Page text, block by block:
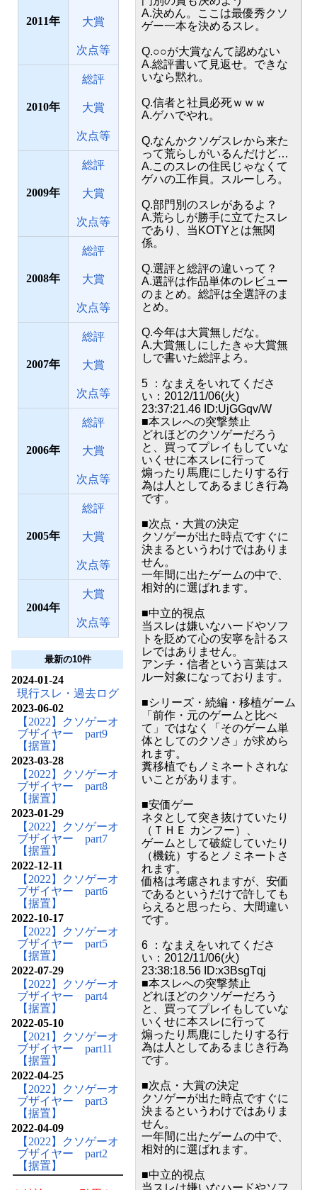
2011 大賞
次点等
2010
総評
大賞
次点等
2009
総評
大賞
次点等
2008
総評
大賞
次点等
2007
総評
大賞
次点等
2006
総評
大賞
次点等
2005
総評
大賞
次点等
2004
大賞
次点等
最新の10件
2024-01-24
現行スレ・過去ログ
2023-06-02
【2022】クソゲーオ
ブザイヤー part9
【据置】
2023-03-28
【2022】クソゲーオ
ブザイヤー part8
【据置】
2023-01-29
【2022】クソゲーオ
ブザイヤー part7
【据置】
2022-12-11
【2022】クソゲーオ
ブザイヤー part6
【据置】
2022-10-17
【2022】クソゲーオ
ブザイヤー part5
【据置】
2022-07-29
【2022】クソゲーオ
ブザイヤー part4
【据置】
2022-05-10
【2021】クソゲーオ
ブザイヤー part11
【据置】
2022-04-25
【2022】クソゲーオ
ブザイヤー part3
【据置】
2022-04-09
【2022】クソゲーオ
ブザイヤー part2
【据置】
A.決めん。ここは最優秀クソ
ゲー一本を決めるスレ。
Q.○○が大賞なんて認めない
A.総評書いて見返せ。できな
いなら黙れ。
Q.信者と社員必死ｗｗｗ
A.ゲハでやれ。
Q.なんかクソゲスレから来た
って荒らしがいるんだけど…
A.このスレの住民じゃなくて
ゲハの工作員。スルーしろ。
Q.部門別のスレがあるよ？
A.荒らしが勝手に立てたスレ
であり、当KOTYとは無関
係。
Q.選評と総評の違いって？
A.選評は作品単体のレビュー
のまとめ。総評は全選評のま
とめ。
Q.今年は大賞無しだな。
A.大賞無しにしたきゃ大賞無
しで書いた総評よろ。
5 ：なまえをいれてくださ
い：2012/11/06(火)
23:37:21.46 ID:UjGGqv/W
■本スレへの突撃禁止
どれほどのクソゲーだろう
と、買ってプレイもしていな
いくせに本スレに行って
煽ったり馬鹿にしたりする行
為は人としてあるまじき行為
です。
■次点・大賞の決定
クソゲーが出た時点ですぐに
決まるというわけではありま
せん。
一年間に出たゲームの中で、
相対的に選ばれます。
■中立的視点
当スレは嫌いなハードやソフ
トを貶めて心の安寧を計るス
レではありません。
アンチ・信者という言葉はス
ルー対象になっております。
■シリーズ・続編・移植ゲーム
「前作・元のゲームと比べ
て」ではなく「そのゲーム単
体としてのクソさ」が求めら
れます。
糞移植でもノミネートされな
いことがあります。
■安価ゲー
ネタとして突き抜けていたり
（ＴＨＥ カンフー）、
ゲームとして破綻していたり
（機銃）するとノミネートさ
れます。
価格は考慮されますが、安価
であるというだけで許しても
らえると思ったら、大間違い
です。
6 ：なまえをいれてくださ
い：2012/11/06(火)
23:38:18.56 ID:x3BsgTqj
■本スレへの突撃禁止
どれほどのクソゲーだろう
と、買ってプレイもしていな
いくせに本スレに行って
煽ったり馬鹿にしたりする行
為は人としてあるまじき行為
です。
■次点・大賞の決定
クソゲーが出た時点ですぐに
決まるというわけではありま
せん。
一年間に出たゲームの中で、
相対的に選ばれます。
■中立的視点
当スレは嫌いなハードやソフ